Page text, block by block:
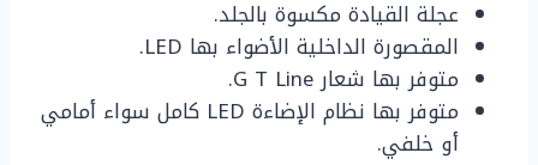
عجلة القيادة مكسوة بالجلد.
المقصورة الداخلية الأضواء بها LED.
متوفر بها شعار G T Line.
متوفر بها نظام الإضاءة LED كامل سواء أمامي
أو خلفي.